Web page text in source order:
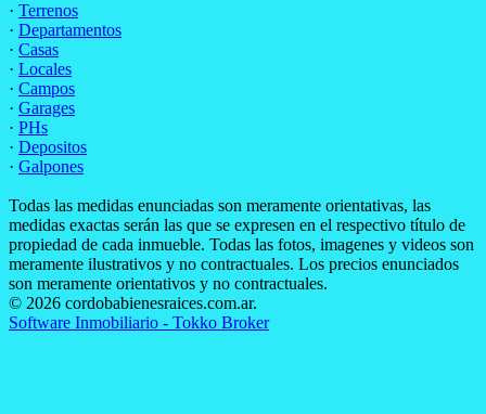
· Terrenos
· Departamentos
· Casas
· Locales
· Campos
· Garages
· PHs
· Depositos
· Galpones
Todas las medidas enunciadas son meramente orientativas, las
medidas exactas serán las que se expresen en el respectivo título de
propiedad de cada inmueble. Todas las fotos, imagenes y videos son
meramente ilustrativos y no contractuales. Los precios enunciados
son meramente orientativos y no contractuales.
© 2026 cordobabienesraices.com.ar.
Software Inmobiliario - Tokko Broker